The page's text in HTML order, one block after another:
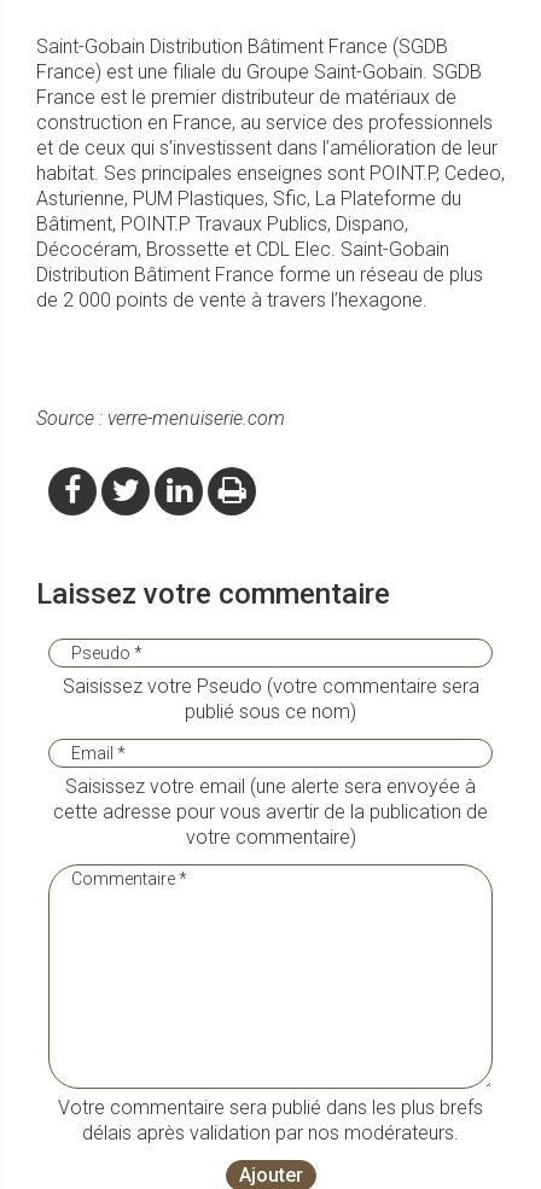
Saint-Gobain Distribution Bâtiment France (SGDB
France) est une filiale du Groupe Saint-Gobain. SGDB
France est le premier distributeur de matériaux de
construction en France, au service des professionnels
et de ceux qui s’investissent dans l’amélioration de leur
habitat. Ses principales enseignes sont POINT.P, Cedeo,
Asturienne, PUM Plastiques, Sfic, La Plateforme du
Bâtiment, POINT.P Travaux Publics, Dispano,
Décocéram, Brossette et CDL Elec. Saint-Gobain
Distribution Bâtiment France forme un réseau de plus
de 2 000 points de vente à travers l’hexagone.
Source : verre-menuiserie.com
Laissez votre commentaire
Saisissez votre Pseudo (votre commentaire sera
publié sous ce nom)
Saisissez votre email (une alerte sera envoyée à
cette adresse pour vous avertir de la publication de
votre commentaire)
Votre commentaire sera publié dans les plus brefs
délais après validation par nos modérateurs.
Ajouter